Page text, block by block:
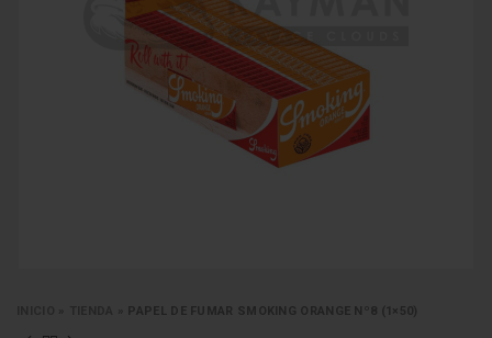
PAPEL DE FUMAR SMOKING ORANGE Nº8 (1×50)